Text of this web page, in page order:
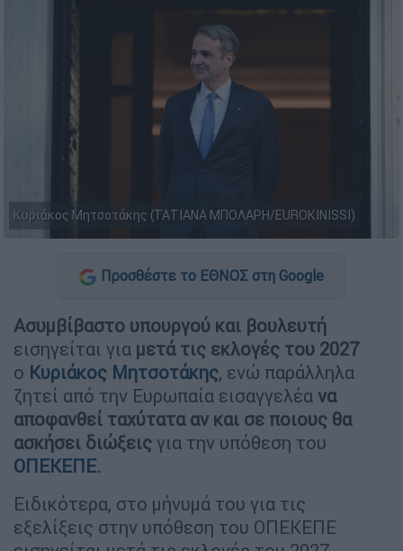
Κυριάκος Μητσοτάκης (ΤΑΤΙΑΝΑ ΜΠΟΛΑΡΗ/EUROKINISSI)
Προσθέστε το ΕΘΝΟΣ στη Google
Ασυμβίβαστο υπουργού και βουλευτή
εισηγείται για μετά τις εκλογές του 2027
ο Κυριάκος Μητσοτάκης, ενώ παράλληλα
ζητεί από την Ευρωπαία εισαγγελέα να
αποφανθεί ταχύτατα αν και σε ποιους θα
ασκήσει διώξεις για την υπόθεση του
ΟΠΕΚΕΠΕ.
Ειδικότερα, στο μήνυμά του για τις
εξελίξεις στην υπόθεση του ΟΠΕΚΕΠΕ